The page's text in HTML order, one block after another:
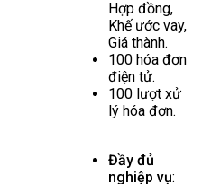
Hợp đồng,
Khế ước vay,
Giá thành.
100 hóa đơn
điện tử.
100 lượt xử
lý hóa đơn.
Đầy đủ
nghiệp vụ: